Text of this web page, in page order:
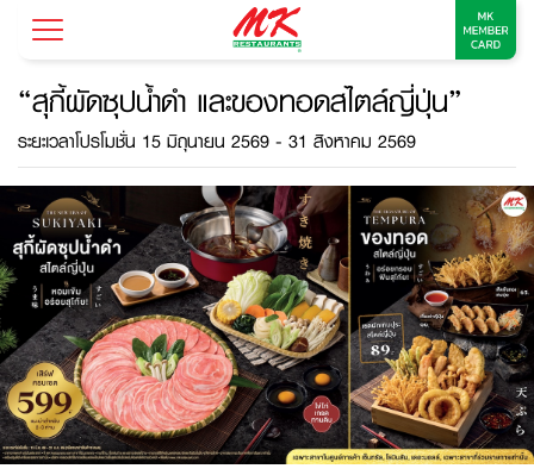
“สุกี้ผัดซุปน้ำดำ และของทอดสไตล์ญี่ปุ่น”
ระยะเวลาโปรโมชั่น 15 มิถุนายน 2569 - 31 สิงหาคม 2569